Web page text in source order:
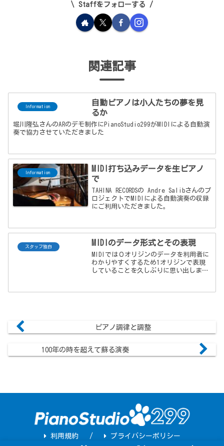
Staffをフォローする
関連記事
Information
自動ピアノは小人たちの夢を見
るか
堀川隆弘さんのARのデモ制作にPianoStudio299がMIDIによる自動演
奏で協力させていただきました
Information
MIDI打ち込みデータを生ピアノ
で
TAHINA RECORDSの Andre Salibさんのプ
ロジェクトでMIDIによる自動演奏の収録
にご利用いただきました。
スタッフ独白 MIDIのデータ形式とその表現
MIDIでは０オリジンのデータを利用者に
わかりやすくするため1オリジンで表現
していることを久しぶりに思い出しまし
ピアノ調律と調整
100年の時を超えて蘇る演奏
利用規約 プライバシーポリシー